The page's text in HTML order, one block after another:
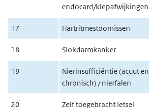
endocard/klepafwijkingen
17 Hartritmestoornissen
18 Slokdarmkanker
19
Nierinsufficiëntie (acuut en
chronisch) / nierfalen
20 Zelf toegebracht letsel